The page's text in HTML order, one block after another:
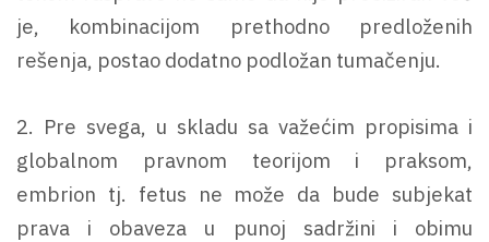
je, kombinacijom prethodno predloženih
rešenja, postao dodatno podložan tumačenju.
2. Pre svega, u skladu sa važećim propisima i
globalnom pravnom teorijom i praksom,
embrion tj. fetus ne može da bude subjekat
prava i obaveza u punoj sadržini i obimu